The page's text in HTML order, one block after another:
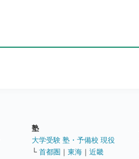
塾
大学受験 塾・予備校 現役
└ 首都圏 ｜ 東海 ｜ 近畿